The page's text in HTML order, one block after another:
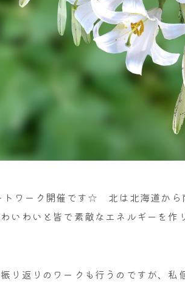
トワーク開催です☆ 北は北海道から
いわいと皆で素敵なエネルギーを作
り返りのワークも行うのですが、